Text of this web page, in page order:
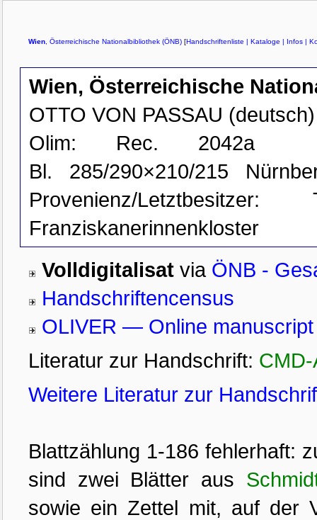
Wien , Österreichische Nationalbibliothek (ÖNB) [Handschriftenliste | Kataloge | Infos |
Wien, Österreichische
OTTO VON PASSAU (deutsch)
Olim: Rec. 2042a
Bl.
285/290×210/215
Provenienz/Letztbesitzer:
Franziskanerinnenkloster
Volldigitalisat via ÖNB -
Handschriftencensus
OLIVER — Online
Literatur zur Handschrift: CMD-
Weitere Literatur zur
Blattzählung 1-186 fehlerhaft:
sind zwei Blätter aus
sowie ein Zettel mit, auf der